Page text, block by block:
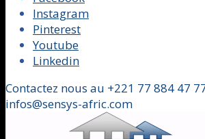
Instagram
Pinterest
Youtube
Linkedin
Contactez nous au +221 77 884 47
infos@sensys-afric.com